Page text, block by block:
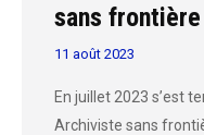
sans frontière
11 août 2023
En juillet 2023 s’est
Archiviste sans